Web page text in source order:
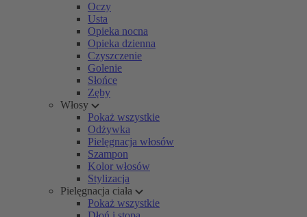
Oczy
Usta
Opieka nocna
Opieka dzienna
Czyszczenie
Golenie
Słońce
Zęby
Włosy
Pokaż wszystkie
Odżywka
Pielęgnacja włosów
Szampon
Kolor włosów
Stylizacja
Pielęgnacja ciała
Pokaż wszystkie